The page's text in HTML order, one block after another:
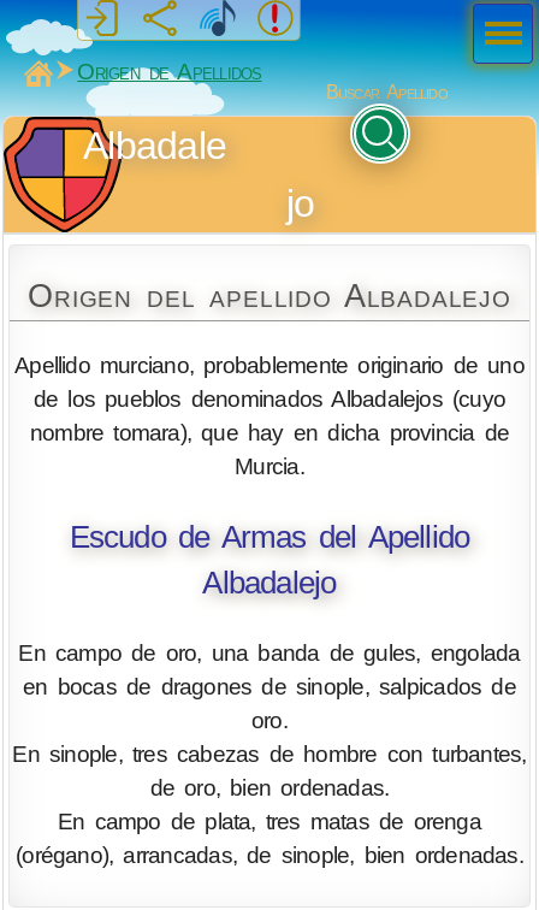
MiSabueso
Origen de Apellidos
Buscar Apellido
Albadale
jo
Origen del apellido Albadalejo
Apellido murciano, probablemente originario de uno
de los pueblos denominados Albadalejos (cuyo
nombre tomara), que hay en dicha provincia de
Murcia.
Escudo de Armas del Apellido
Albadalejo
En campo de oro, una banda de gules, engolada
en bocas de dragones de sinople, salpicados de
oro.
En sinople, tres cabezas de hombre con turbantes,
de oro, bien ordenadas.
En campo de plata, tres matas de orenga
(orégano), arrancadas, de sinople, bien ordenadas.
Men
ú